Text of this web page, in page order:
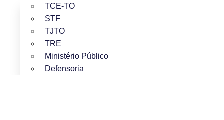
TCE-TO
STF
TJTO
TRE
Ministério Público
Defensoria